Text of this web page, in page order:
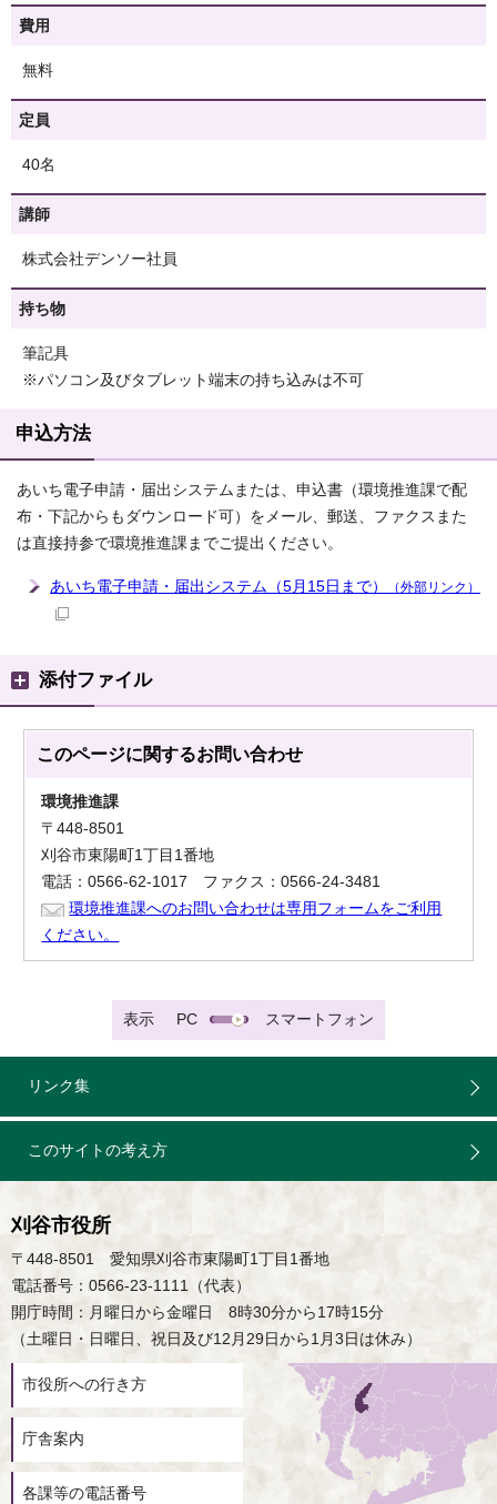
費用
無料
定員
40名
講師
株式会社デンソー社員
持ち物
筆記具
※パソコン及びタブレット端末の持ち込みは不可
申込方法
あいち電子申請・届出システムまたは、申込書（環境推進課で配
布・下記からもダウンロード可）をメール、郵送、ファクスまた
は直接持参で環境推進課までご提出ください。
あいち電子申請・届出システム（5月15日まで） （外部リンク）
添付ファイル
このページに関するお問い合わせ
環境推進課
〒448-8501
刈谷市東陽町1丁目1番地
電話：0566-62-1017 ファクス：0566-24-3481
環境推進課へのお問い合わせは専用フォームをご利用
ください。
表示 PC スマートフォン
リンク集
このサイトの考え方
刈谷市役所
〒448-8501 愛知県刈谷市東陽町1丁目1番地
電話番号：0566-23-1111（代表）
開庁時間：月曜日から金曜日 8時30分から17時15分
（土曜日・日曜日、祝日及び12月29日から1月3日は休み）
市役所への行き方
庁舎案内
各課等の電話番号